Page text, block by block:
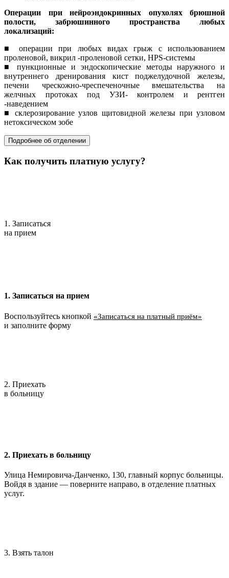
Операции при нейроэндокринных опухолях брюшной
полости, забрюшинного пространства любых
локализаций:
■ операции при любых видах грыж с использованием
проленовой, викрил -проленовой сетки, HPS-системы
■ пункционные и эндоскопические методы наружного и
внутреннего дренирования кист поджелудочной железы,
печени чрескожно-чреспеченочные вмешательства на
желчных протоках под УЗИ- контролем и рентген
-наведением
■ склерозирование узлов щитовидной железы при узловом
нетоксическом зобе
Подробнее об отделении
Как получить платную услугу?
1. Записаться
на прием
1. Записаться на прием
Воспользуйтесь кнопкой «Записаться на платный приём»
и заполните форму
2. Приехать
в больницу
2. Приехать в больницу
Улица Немировича-Данченко, 130, главный корпус больницы.
Войдя в здание — поверните направо, в отделение платных
услуг.
3. Взять талон